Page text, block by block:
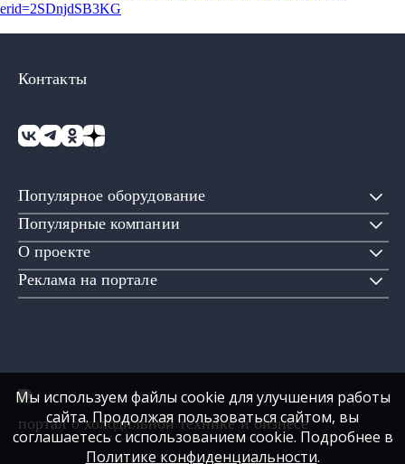
Популярное оборудование
Популярные компании
О проекте
Реклама на портале
Контакты
портал о холодильной технике и бизнесе
Мы используем файлы cookie для улучшения работы
сайта. Продолжая пользоваться сайтом, вы
соглашаетесь с использованием cookie. Подробнее в
Политике конфиденциальности.